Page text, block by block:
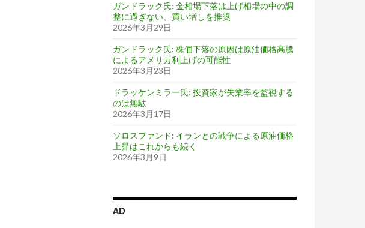
ガンドラック氏: 金相場下落は上げ相場の中の調
整に過ぎない、買い増しを推奨
2026年3月29日
ガンドラック氏: 株価下落の原因は原油価格高騰
によるアメリカ利上げの可能性
2026年3月23日
ドラッケンミラー氏: 投資家が失業率を監視する
のは無駄
2026年3月17日
ソロスファンド: イランとの戦争による原油価格
上昇はこれからも続く
2026年3月9日
AD